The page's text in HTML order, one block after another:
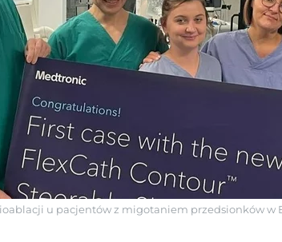
u pacjentów z migotaniem przedsionków w